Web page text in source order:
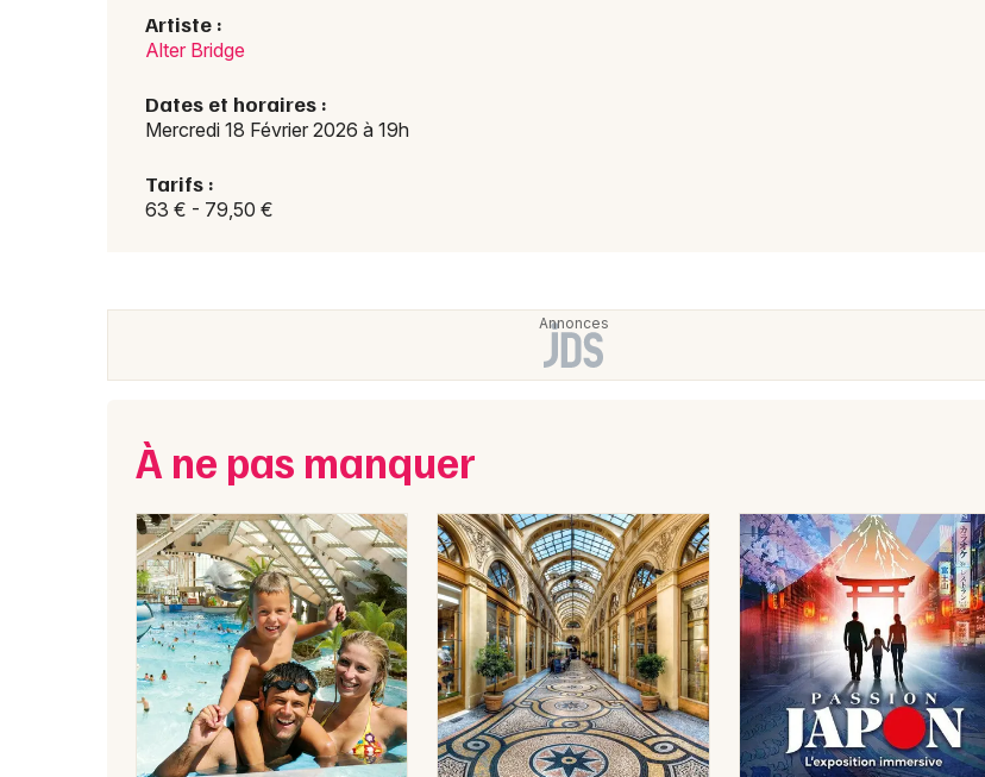
Artiste :
Alter Bridge
Dates et horaires :
Mercredi 18 Février 2026 à 19h
Tarifs :
63 € - 79,50 €
À ne pas manquer